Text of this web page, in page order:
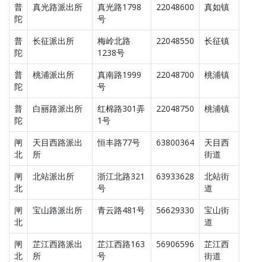
普
陀
真光路派出所
真光路1798
号
22048600 真如镇
普
陀
长征派出所
梅岭北路
1238号
22048550 长征镇
普
陀
桃浦派出所
真南路1999
号
22048700 桃浦镇
普
陀
白丽路派出所
红棉路301弄
1号
22048750 桃浦镇
闸
北
天目西路派出
所
恒丰路77号 63800364
天目西
街道
闸
北
北站派出所
浙江北路321
号
63933628
北站街
道
闸
北
宝山路派出所 青云路481号 56629330
宝山街
道
闸
北
芷江西路派出
所
芷江西路163
号
56906596
芷江西
街道